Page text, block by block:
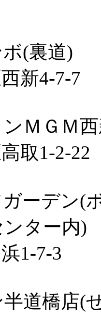
(裏道)
新4-7-7
ＭＧＭ
取1-2-22
ーデン(
ター内)
1-7-3
道橋店(